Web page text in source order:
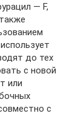
— F,
до тех
с новой
или
с